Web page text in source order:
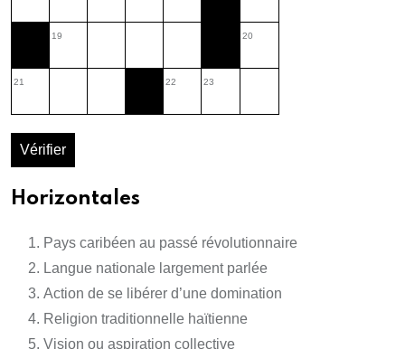
19 20
21 22 23
Vérifier
Horizontales
Pays caribéen au passé révolutionnaire
Langue nationale largement parlée
Action de se libérer d’une domination
Religion traditionnelle haïtienne
Vision ou aspiration collective